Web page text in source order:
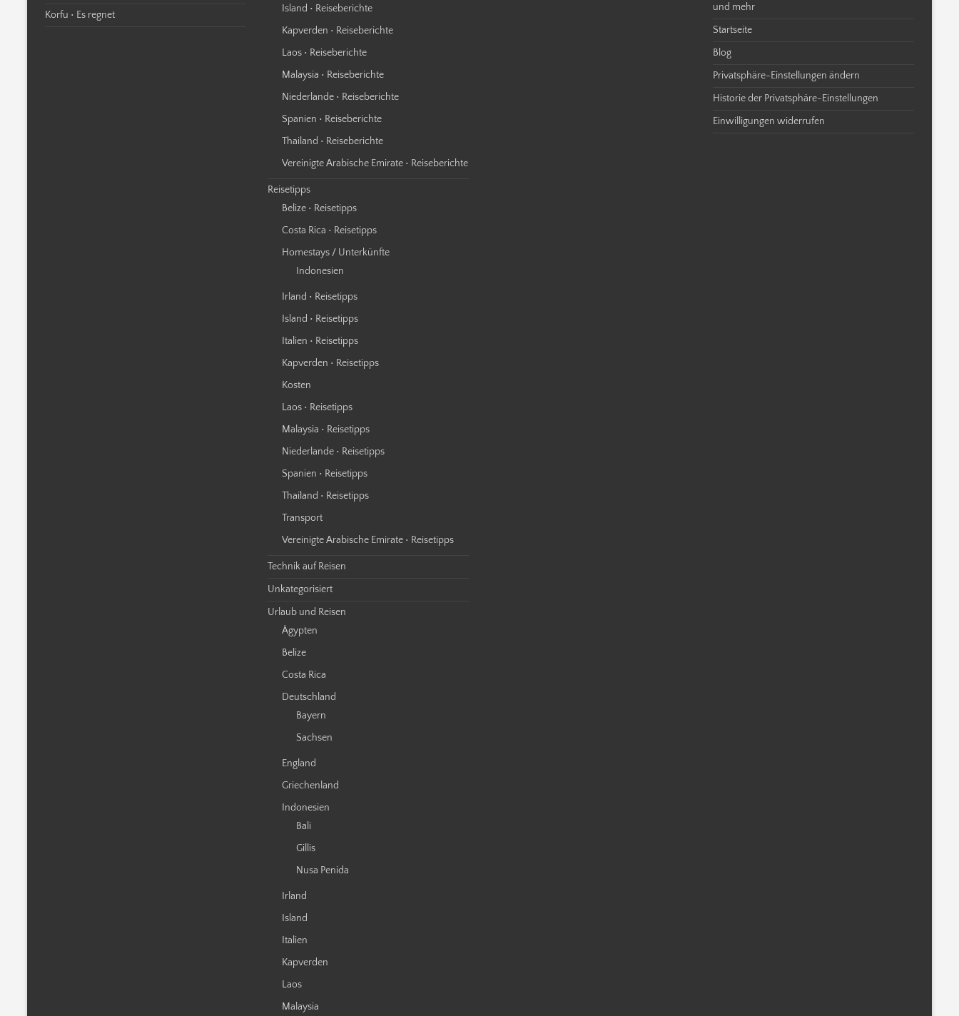
Korfu • Es regnet
Island • Reiseberichte
Kapverden • Reiseberichte
Laos • Reiseberichte
Malaysia • Reiseberichte
Niederlande • Reiseberichte
Spanien • Reiseberichte
Thailand • Reiseberichte
Vereinigte Arabische Emirate • Reiseberichte
Reisetipps
Belize • Reisetipps
Costa Rica • Reisetipps
Homestays / Unterkünfte
Indonesien
Irland • Reisetipps
Island • Reisetipps
Italien • Reisetipps
Kapverden • Reisetipps
Kosten
Laos • Reisetipps
Malaysia • Reisetipps
Niederlande • Reisetipps
Spanien • Reisetipps
Thailand • Reisetipps
Transport
Vereinigte Arabische Emirate • Reisetipps
Technik auf Reisen
Unkategorisiert
Urlaub und Reisen
Ägypten
Belize
Costa Rica
Deutschland
Bayern
Sachsen
England
Griechenland
Indonesien
Bali
Gillis
Nusa Penida
Irland
Island
Italien
Kapverden
Laos
Malaysia
und mehr
Startseite
Blog
Privatsphäre-Einstellungen ändern
Historie der Privatsphäre-Einstellungen
Einwilligungen widerrufen